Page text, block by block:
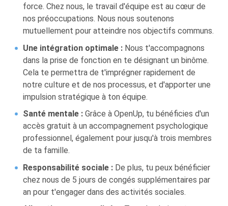
force. Chez nous, le travail d'équipe est au cœur de
nos préoccupations. Nous nous soutenons
mutuellement pour atteindre nos objectifs communs.
Une intégration optimale : Nous t'accompagnons
dans la prise de fonction en te désignant un binôme.
Cela te permettra de t'imprégner rapidement de
notre culture et de nos processus, et d'apporter une
impulsion stratégique à ton équipe.
Santé mentale : Grâce à OpenUp, tu bénéficies d'un
accès gratuit à un accompagnement psychologique
professionnel, également pour jusqu'à trois membres
de ta famille.
Responsabilité sociale : De plus, tu peux bénéficier
chez nous de 5 jours de congés supplémentaires par
an pour t'engager dans des activités sociales.